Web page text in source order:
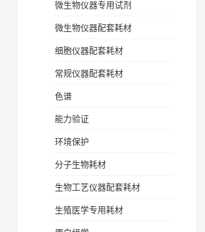
微生物仪器专用试剂
微生物仪器配套耗材
细胞仪器配套耗材
常规仪器配套耗材
色谱
能力验证
环境保护
分子生物耗材
生物工艺仪器配套耗材
生殖医学专用耗材